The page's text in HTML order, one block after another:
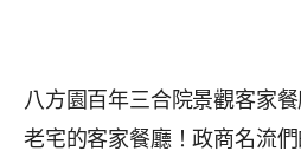
八方園百年三合院景觀客家
老宅的客家餐廳！政商名流